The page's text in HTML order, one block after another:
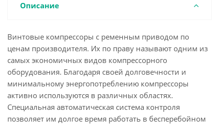
Описание
Винтовые компрессоры с ременным приводом по
ценам производителя. Их по праву называют одним из
самых экономичных видов компрессорного
оборудования. Благодаря своей долговечности и
минимальному энергопотреблению компрессоры
активно используются в различных областях.
Специальная автоматическая система контроля
позволяет им долгое время работать в бесперебойном